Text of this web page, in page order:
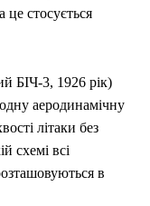
це стосується
БІЧ-3, 1926 рік)
аеродинамічну
літаки без
схемі всі
в